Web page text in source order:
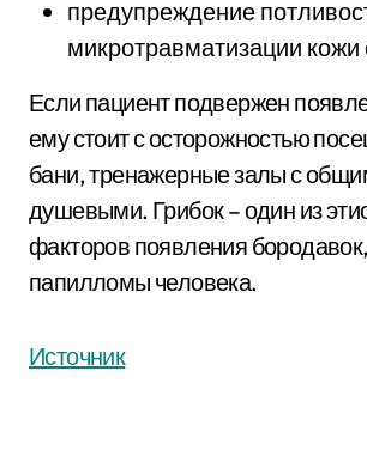
предупреждение
микротравматизации кожи
Если пациент подвержен
ему стоит с осторожностью
бани, тренажерные залы с
душевыми. Грибок – один из
факторов появления
папилломы человека.
Источник